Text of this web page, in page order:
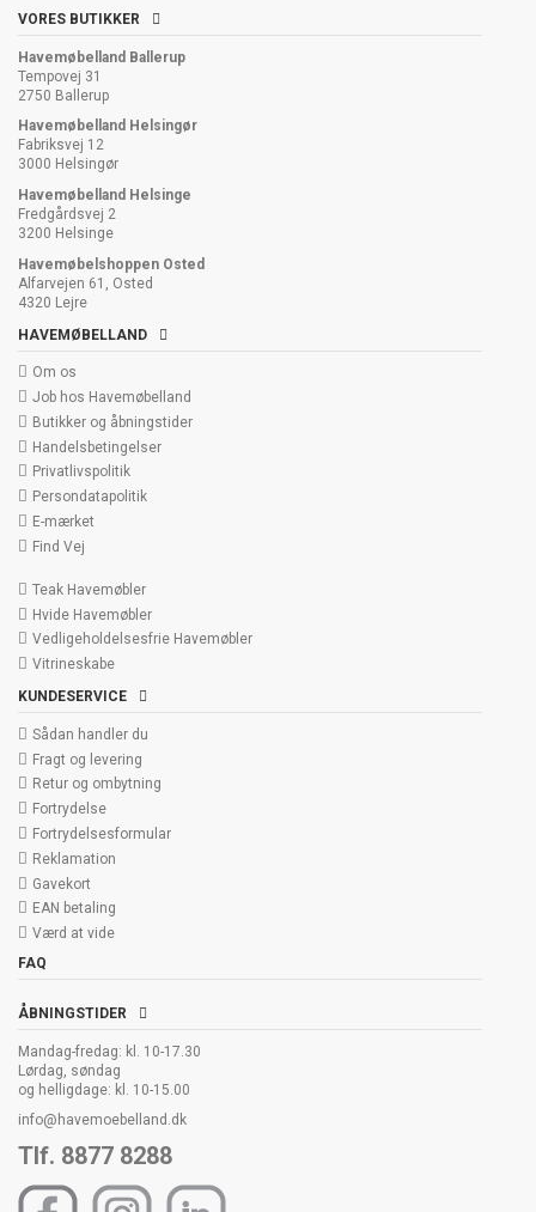
VORES BUTIKKER
Havemøbelland Ballerup
Tempovej 31
2750 Ballerup
Havemøbelland Helsingør
Fabriksvej 12
3000 Helsingør
Havemøbelland Helsinge
Fredgårdsvej 2
3200 Helsinge
Havemøbelshoppen Osted
Alfarvejen 61, Osted
4320 Lejre
HAVEMØBELLAND
Om os
Job hos Havemøbelland
Butikker og åbningstider
Handelsbetingelser
Privatlivspolitik
Persondatapolitik
E-mærket
Find Vej
Teak Havemøbler
Hvide Havemøbler
Vedligeholdelsesfrie Havemøbler
Vitrineskabe
KUNDESERVICE
Sådan handler du
Fragt og levering
Retur og ombytning
Fortrydelse
Fortrydelsesformular
Reklamation
Gavekort
EAN betaling
Værd at vide
FAQ
ÅBNINGSTIDER
Mandag-fredag: kl. 10-17.30
Lørdag, søndag
og helligdage: kl. 10-15.00
info@havemoebelland.dk
Tlf. 8877 8288